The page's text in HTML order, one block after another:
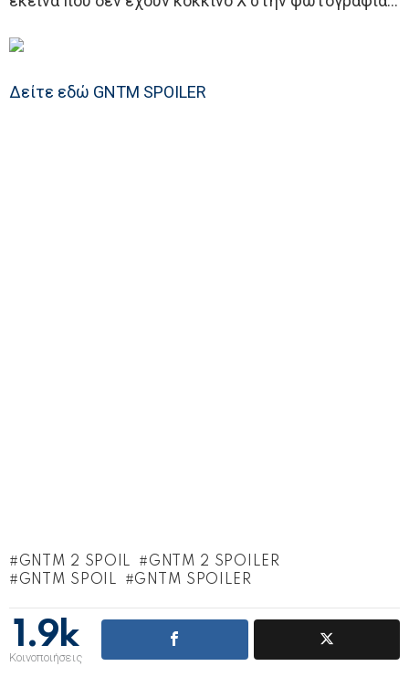
Δείτε εδώ GNTM SPOILER
GNTM 2 SPOIL
GNTM 2 SPOILER
GNTM SPOIL
GNTM SPOILER
1.9k
Κοινοποιήσεις